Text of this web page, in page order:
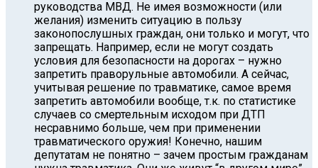
руководства МВД. Не имея возможности (или
желания) изменить ситуацию в пользу
законопослушных граждан, они только и могут, что
запрещать. Например, если не могут создать
условия для безопасности на дорогах – нужно
запретить праворульные автомобили. А сейчас,
учитывая решение по травматике, самое время
запретить автомобили вообще, т.к. по статистике
случаев со смертельным исходом при ДТП
несравнимо больше, чем при применении
травматического оружия! Конечно, нашим
депутатам не понятно – зачем простым гражданам